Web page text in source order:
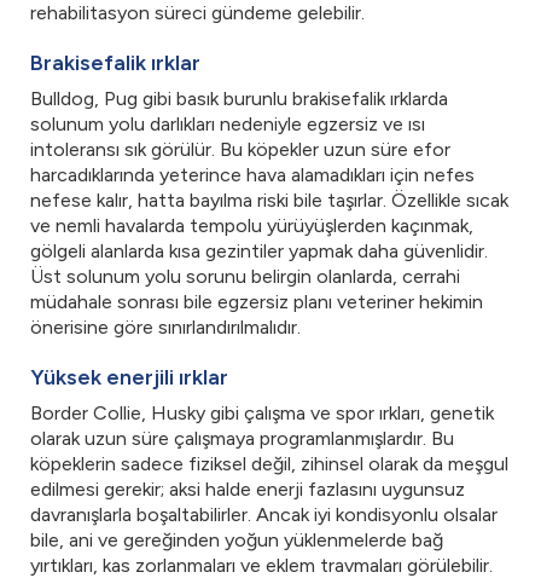
rehabilitasyon süreci gündeme gelebilir.
Brakisefalik ırklar
Bulldog, Pug gibi basık burunlu brakisefalik ırklarda
solunum yolu darlıkları nedeniyle egzersiz ve ısı
intoleransı sık görülür. Bu köpekler uzun süre efor
harcadıklarında yeterince hava alamadıkları için nefes
nefese kalır, hatta bayılma riski bile taşırlar. Özellikle sıcak
ve nemli havalarda tempolu yürüyüşlerden kaçınmak,
gölgeli alanlarda kısa gezintiler yapmak daha güvenlidir.
Üst solunum yolu sorunu belirgin olanlarda, cerrahi
müdahale sonrası bile egzersiz planı veteriner hekimin
önerisine göre sınırlandırılmalıdır.
Yüksek enerjili ırklar
Border Collie, Husky gibi çalışma ve spor ırkları, genetik
olarak uzun süre çalışmaya programlanmışlardır. Bu
köpeklerin sadece fiziksel değil, zihinsel olarak da meşgul
edilmesi gerekir; aksi halde enerji fazlasını uygunsuz
davranışlarla boşaltabilirler. Ancak iyi kondisyonlu olsalar
bile, ani ve gereğinden yoğun yüklenmelerde bağ
yırtıkları, kas zorlanmaları ve eklem travmaları görülebilir.